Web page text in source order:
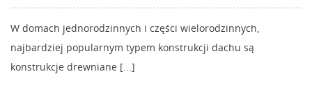
W domach jednorodzinnych i części wielorodzinnych,
najbardziej popularnym typem konstrukcji dachu są
konstrukcje drewniane [...]